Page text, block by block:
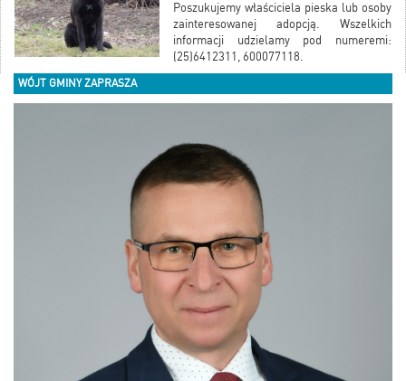
Poszukujemy właściciela pieska lub osoby
zainteresowanej adopcją. Wszelkich
informacji udzielamy pod numeremi:
(25)6412311, 600077118.
WÓJT GMINY ZAPRASZA